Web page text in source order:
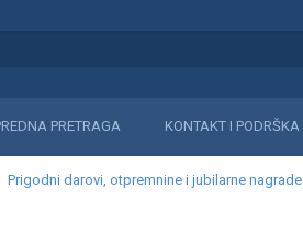
PRETRAGA KONTAKT I PODRŠKA
Prigodni darovi, otpremnine i jubilarne nagrade